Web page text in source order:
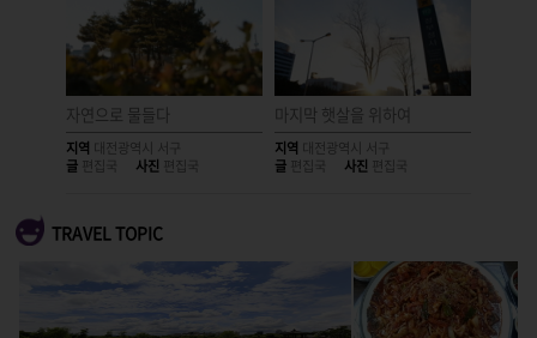
자연으로 물들다
지역 대전광역시 서구
글 편집국 사진 편집국
마지막 햇살을 위하여
지역 대전광역시 서구
글 편집국 사진 편집국
TRAVEL TOPIC